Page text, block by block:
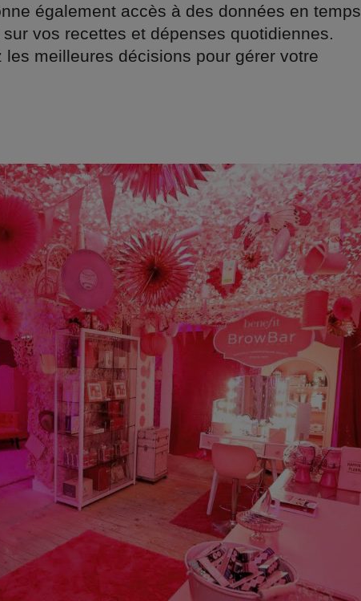
également accès à des données en temps
vos recettes et dépenses quotidiennes.
meilleures décisions pour gérer votre